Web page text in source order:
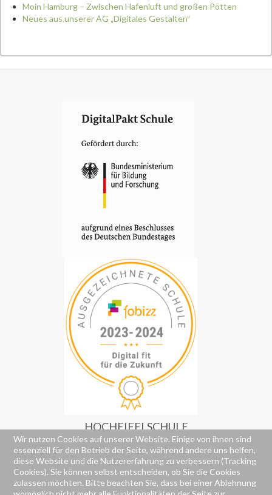
Moin Hamburg – Zwischen Hafenluft und großen Pötten
Neues aus unserer AG „Digitales Gestalten“
HOCHEIFELSCHULE
RS+ & FOS
Alte Poststraße 77
53518 Adenau
(02691) 92260
(02691) 922626
Wir nutzen Cookies auf unserer Website. Einige von ihnen sind
essenziell für den Betrieb der Seite, während andere uns helfen,
diese Website und die Nutzererfahrung zu verbessern (Tracking
Cookies). Sie können selbst entscheiden, ob Sie die Cookies
zulassen möchten. Bitte beachten Sie, dass bei einer Ablehnung